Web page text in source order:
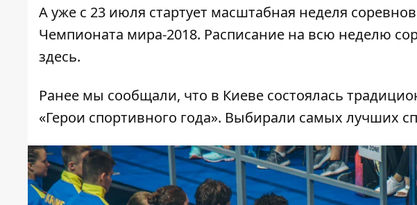
А уже с 23 июля стартует масштабная неделя
Чемпионата мира-2018. Расписание на всю неделю
здесь.
Ранее мы сообщали, что в Киеве состоялась
«Герои спортивного года». Выбирали самых лучших